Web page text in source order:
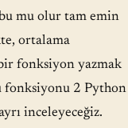
mu olur tam emin
ortalama
fonksiyon yazmak
fonksiyonu 2 Python
inceleyeceğiz.